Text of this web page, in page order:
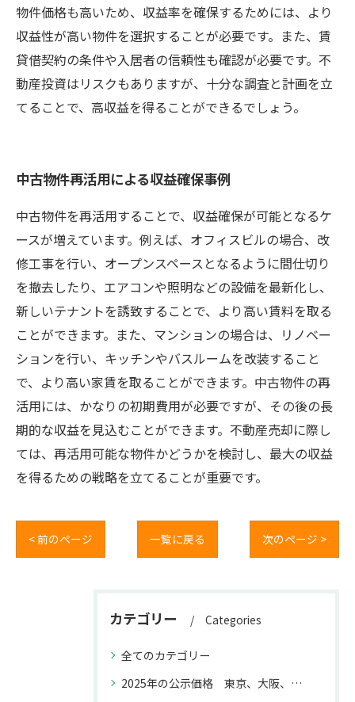
物件価格も高いため、収益率を確保するためには、より
収益性が高い物件を選択することが必要です。また、賃
貸借契約の条件や入居者の信頼性も確認が必要です。不
動産投資はリスクもありますが、十分な調査と計画を立
てることで、高収益を得ることができるでしょう。
中古物件再活用による収益確保事例
中古物件を再活用することで、収益確保が可能となるケ
ースが増えています。例えば、オフィスビルの場合、改
修工事を行い、オープンスペースとなるように間仕切り
を撤去したり、エアコンや照明などの設備を最新化し、
新しいテナントを誘致することで、より高い賃料を取る
ことができます。また、マンションの場合は、リノベー
ションを行い、キッチンやバスルームを改装すること
で、より高い家賃を取ることができます。中古物件の再
活用には、かなりの初期費用が必要ですが、その後の長
期的な収益を見込むことができます。不動産売却に際し
ては、再活用可能な物件かどうかを検討し、最大の収益
を得るための戦略を立てることが重要です。
< 前のページ 一覧に戻る 次のページ >
カテゴリー Categories
全てのカテゴリー
2025年の公示価格 東京、大阪、福岡と名古屋との上昇率の違いが不動産取引に与える影響